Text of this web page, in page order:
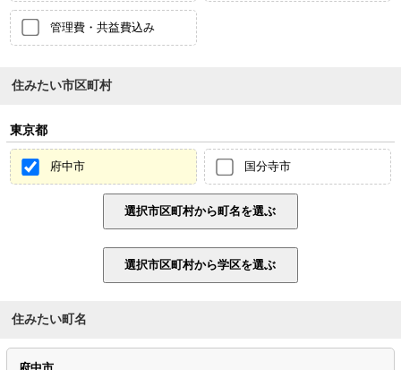
管理費・共益費込み
住みたい市区町村
東京都
府中市 国分寺市
住みたい町名